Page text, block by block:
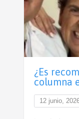
¿Es
columna
12 junio,